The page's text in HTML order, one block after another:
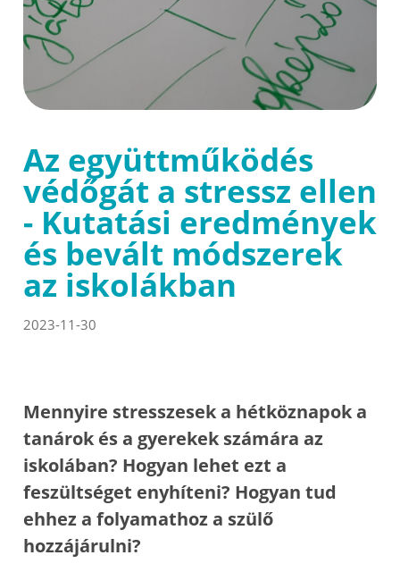
Az együttműködés
védőgát a stressz ellen
- Kutatási eredmények
és bevált módszerek
az iskolákban
2023-11-30
Mennyire stresszesek a hétköznapok a
tanárok és a gyerekek számára az
iskolában? Hogyan lehet ezt a
feszültséget enyhíteni? Hogyan tud
ehhez a folyamathoz a szülő
hozzájárulni?